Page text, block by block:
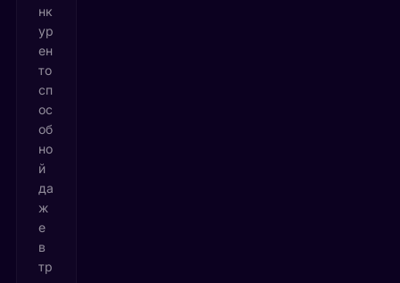
нк
ур
ен
то
сп
ос
об
но
й
да
ж
е
в
тр